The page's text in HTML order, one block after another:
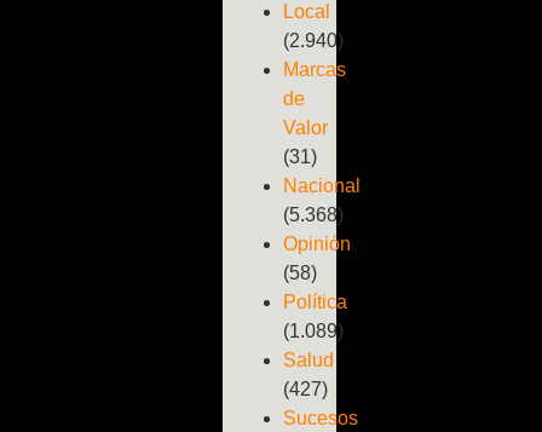
Local
(2.940)
Marcas
de
Valor
(31)
Nacional
(5.368)
Opinión
(58)
Política
(1.089)
Salud
(427)
Sucesos